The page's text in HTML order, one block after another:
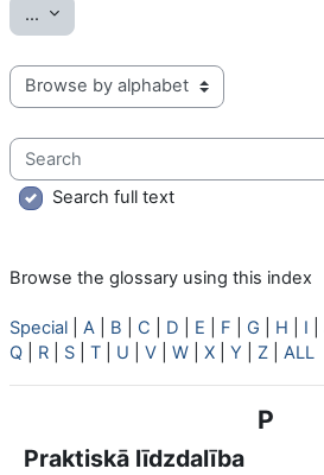
... Export entries
Browse the glossary using this index
Search
Search full text
Browse the glossary using this index
Special A B C D E F G H I
Q
R S T U V W X Y Z ALL
P
Praktiskā līdzdalība